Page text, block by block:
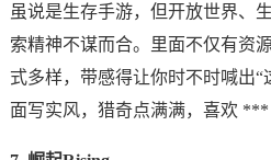
虽说是生存手游，但开放世界、
索精神不谋而合。里面不仅有资
式多样，带感得让你时不时喊出“
面写实风，猎奇点满满，喜欢 ***